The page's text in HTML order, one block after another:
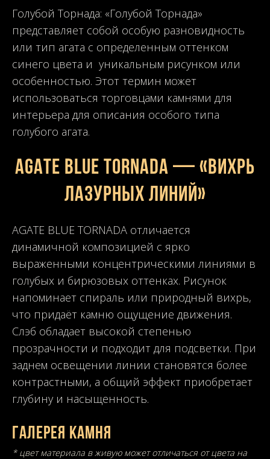
Голубой Торнада: «Голубой Торнада»
представляет собой особую разновидность
или тип агата с определенным оттенком
синего цвета и уникальным рисунком или
особенностью. Этот термин может
использоваться торговцами камнями для
интерьера для описания особого типа
голубого агата.
AGATE BLUE TORNADA — «Вихрь
лазурных линий»
AGATE BLUE TORNADA отличается
динамичной композицией с ярко
выраженными концентрическими линиями в
голубых и бирюзовых оттенках. Рисунок
напоминает спираль или природный вихрь,
что придаёт камню ощущение движения.
Слэб обладает высокой степенью
прозрачности и подходит для подсветки. При
заднем освещении линии становятся более
контрастными, а общий эффект приобретает
глубину и насыщенность.
Галерея камня
* цвет материала в живую может отличаться от цвета на